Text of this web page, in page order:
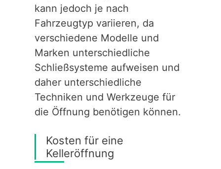
kann jedoch je nach
Fahrzeugtyp variieren, da
verschiedene Modelle und
Marken unterschiedliche
Schließsysteme aufweisen und
daher unterschiedliche
Techniken und Werkzeuge für
die Öffnung benötigen können.
Kosten für eine
Kelleröffnung